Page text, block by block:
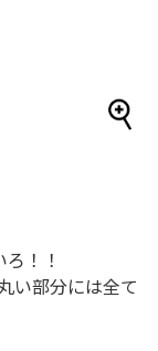
！！
い部分には全て